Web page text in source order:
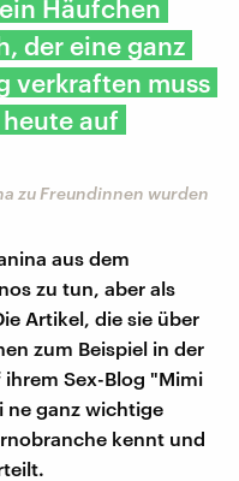
Häufchen
der eine ganz
verkraften muss
auf
zu Freundinnen wurden
aus dem
zu tun, aber als
Artikel, die sie über
zum Beispiel in der
Sex-Blog "Mimi
ne ganz wichtige
kennt und